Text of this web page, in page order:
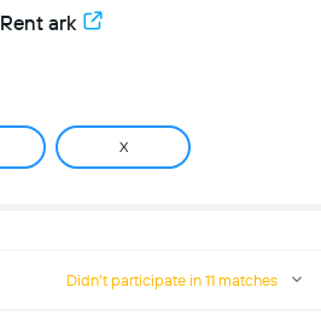
Rent ark
X
Didn't participate in 11 matches